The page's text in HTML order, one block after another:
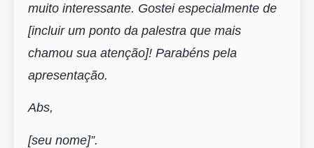
muito interessante. Gostei especialmente de
[incluir um ponto da palestra que mais
chamou sua atenção]! Parabéns pela
apresentação.
Abs,
[seu nome]”.